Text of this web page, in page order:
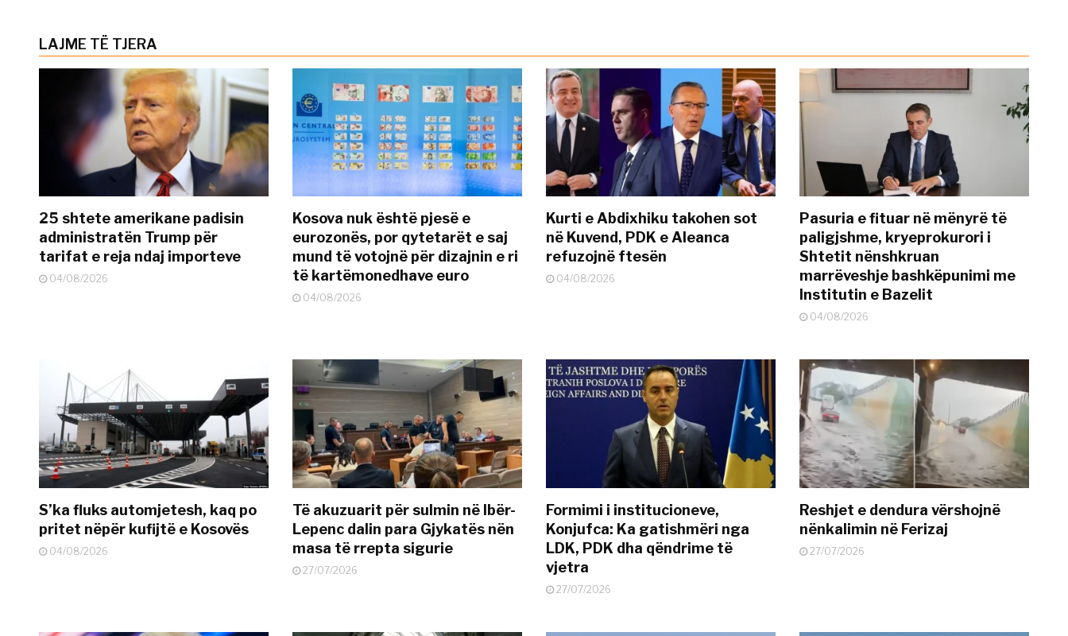
LAJME TË TJERA
25 shtete amerikane padisin
administratën Trump për
tarifat e reja ndaj importeve
04/08/2026
Kosova nuk është pjesë e
eurozonës, por qytetarët e saj
mund të votojnë për dizajnin e ri
të kartëmonedhave euro
04/08/2026
Kurti e Abdixhiku takohen sot
në Kuvend, PDK e Aleanca
refuzojnë ftesën
04/08/2026
Pasuria e fituar në mënyrë të
paligjshme, kryeprokurori i
Shtetit nënshkruan
marrëveshje bashkëpunimi me
Institutin e Bazelit
04/08/2026
S’ka fluks automjetesh, kaq po
pritet nëpër kufijtë e Kosovës
04/08/2026
Të akuzuarit për sulmin në Ibër-
Lepenc dalin para Gjykatës nën
masa të rrepta sigurie
27/07/2026
Formimi i institucioneve,
Konjufca: Ka gatishmëri nga
LDK, PDK dha qëndrime të
vjetra
27/07/2026
Reshjet e dendura vërshojnë
nënkalimin në Ferizaj
27/07/2026